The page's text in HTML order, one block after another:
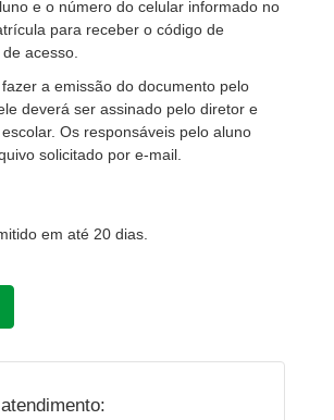
e o número do celular informado no
para receber o código de
acesso.
a emissão do documento pelo
deverá ser assinado pelo diretor e
Os responsáveis pelo aluno
solicitado por e-mail.
em até 20 dias.